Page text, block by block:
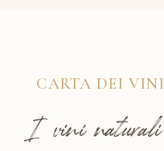
CARTA DEI VINI
I vini naturali